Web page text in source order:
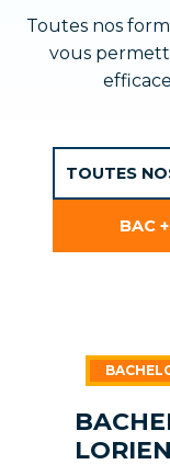
Toutes nos
vous